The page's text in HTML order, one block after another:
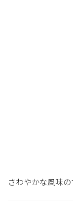
さわやかな風味の